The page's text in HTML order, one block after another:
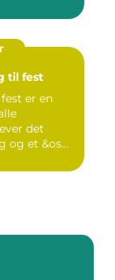
til fest
er en
det
og et &os...